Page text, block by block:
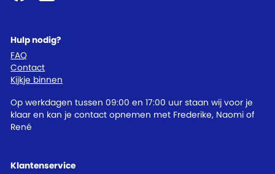
Klantenservice
Hulp nodig?
FAQ
Contact
Kijkje binnen
Op werkdagen tussen 09:00 en 17:00 uur staan wij voor je
klaar en kan je contact opnemen met Frederike, Naomi of
René